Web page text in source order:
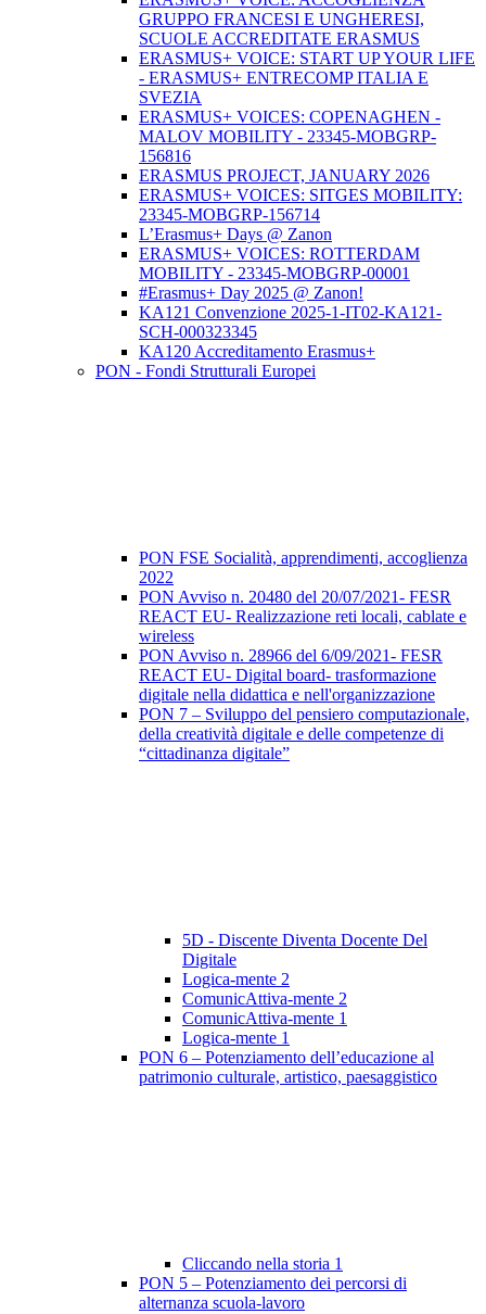
GRUPPO FRANCESI E UNGHERESI,
SCUOLE ACCREDITATE ERASMUS
ERASMUS+ VOICE: START UP YOUR LIFE
- ERASMUS+ ENTRECOMP ITALIA E
SVEZIA
ERASMUS+ VOICES: COPENAGHEN -
MALOV MOBILITY - 23345-MOBGRP-
156816
ERASMUS PROJECT, JANUARY 2026
ERASMUS+ VOICES: SITGES MOBILITY:
23345-MOBGRP-156714
L’Erasmus+ Days @ Zanon
ERASMUS+ VOICES: ROTTERDAM
MOBILITY - 23345-MOBGRP-00001
#Erasmus+ Day 2025 @ Zanon!
KA121 Convenzione 2025-1-IT02-KA121-
SCH-000323345
KA120 Accreditamento Erasmus+
PON - Fondi Strutturali Europei
PON FSE Socialità, apprendimenti, accoglienza
2022
PON Avviso n. 20480 del 20/07/2021- FESR
REACT EU- Realizzazione reti locali, cablate e
wireless
PON Avviso n. 28966 del 6/09/2021- FESR
REACT EU- Digital board- trasformazione
digitale nella didattica e nell'organizzazione
PON 7 – Sviluppo del pensiero computazionale,
della creatività digitale e delle competenze di
“cittadinanza digitale”
5D - Discente Diventa Docente Del
Digitale
Logica-mente 2
ComunicAttiva-mente 2
ComunicAttiva-mente 1
Logica-mente 1
PON 6 – Potenziamento dell’educazione al
patrimonio culturale, artistico, paesaggistico
Cliccando nella storia 1
PON 5 – Potenziamento dei percorsi di
alternanza scuola-lavoro